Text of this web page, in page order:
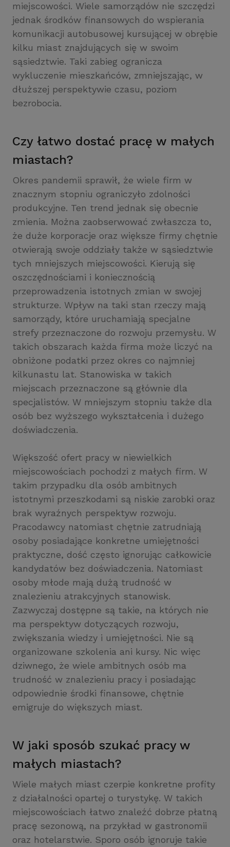
miejscowości. Wiele samorządów nie szczędzi
jednak środków finansowych do wspierania
komunikacji autobusowej kursującej w obrębie
kilku miast znajdujących się w swoim
sąsiedztwie. Taki zabieg ogranicza
wykluczenie mieszkańców, zmniejszając, w
dłuższej perspektywie czasu, poziom
bezrobocia.
Czy łatwo dostać pracę w małych
miastach?
Okres pandemii sprawił, że wiele firm w
znacznym stopniu ograniczyło zdolności
produkcyjne. Ten trend jednak się obecnie
zmienia. Można zaobserwować zwłaszcza to,
że duże korporacje oraz większe firmy chętnie
otwierają swoje oddziały także w sąsiedztwie
tych mniejszych miejscowości. Kierują się
oszczędnościami i koniecznością
przeprowadzenia istotnych zmian w swojej
strukturze. Wpływ na taki stan rzeczy mają
samorządy, które uruchamiają specjalne
strefy przeznaczone do rozwoju przemysłu. W
takich obszarach każda firma może liczyć na
obniżone podatki przez okres co najmniej
kilkunastu lat. Stanowiska w takich
miejscach przeznaczone są głównie dla
specjalistów. W mniejszym stopniu także dla
osób bez wyższego wykształcenia i dużego
doświadczenia.
Większość ofert pracy w niewielkich
miejscowościach pochodzi z małych firm. W
takim przypadku dla osób ambitnych
istotnymi przeszkodami są niskie zarobki oraz
brak wyraźnych perspektyw rozwoju.
Pracodawcy natomiast chętnie zatrudniają
osoby posiadające konkretne umiejętności
praktyczne, dość często ignorując całkowicie
kandydatów bez doświadczenia. Natomiast
osoby młode mają dużą trudność w
znalezieniu atrakcyjnych stanowisk.
Zazwyczaj dostępne są takie, na których nie
ma perspektyw dotyczących rozwoju,
zwiększania wiedzy i umiejętności. Nie są
organizowane szkolenia ani kursy. Nic więc
dziwnego, że wiele ambitnych osób ma
trudność w znalezieniu pracy i posiadając
odpowiednie środki finansowe, chętnie
emigruje do większych miast.
W jaki sposób szukać pracy w
małych miastach?
Wiele małych miast czerpie konkretne profity
z działalności opartej o turystykę. W takich
miejscowościach łatwo znaleźć dobrze płatną
pracę sezonową, na przykład w gastronomii
oraz hotelarstwie. Sporo osób ignoruje takie